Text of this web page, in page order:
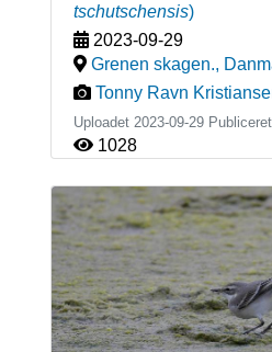
tschutschensis)
2023-09-29
Grenen skagen.,
Tonny Ravn
Uploadet 2023-09-29 Publiceret
1028